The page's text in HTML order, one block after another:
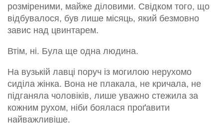
розміреними, майже діловими. Свідком того, що
відбувалося, був лише місяць, який безмовно
завис над цвинтарем.
Втім, ні. Була ще одна людина.
На вузькій лавці поруч із могилою нерухомо
сиділа жінка. Вона не плакала, не кричала, не
підганяла чоловіків, лише уважно стежила за
кожним рухом, ніби боялася проґавити
найважливіше.